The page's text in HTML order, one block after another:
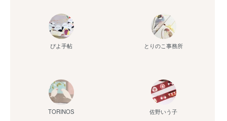
ぴよ手帖 とりのこ事務所
TORINOS 佐野いう子